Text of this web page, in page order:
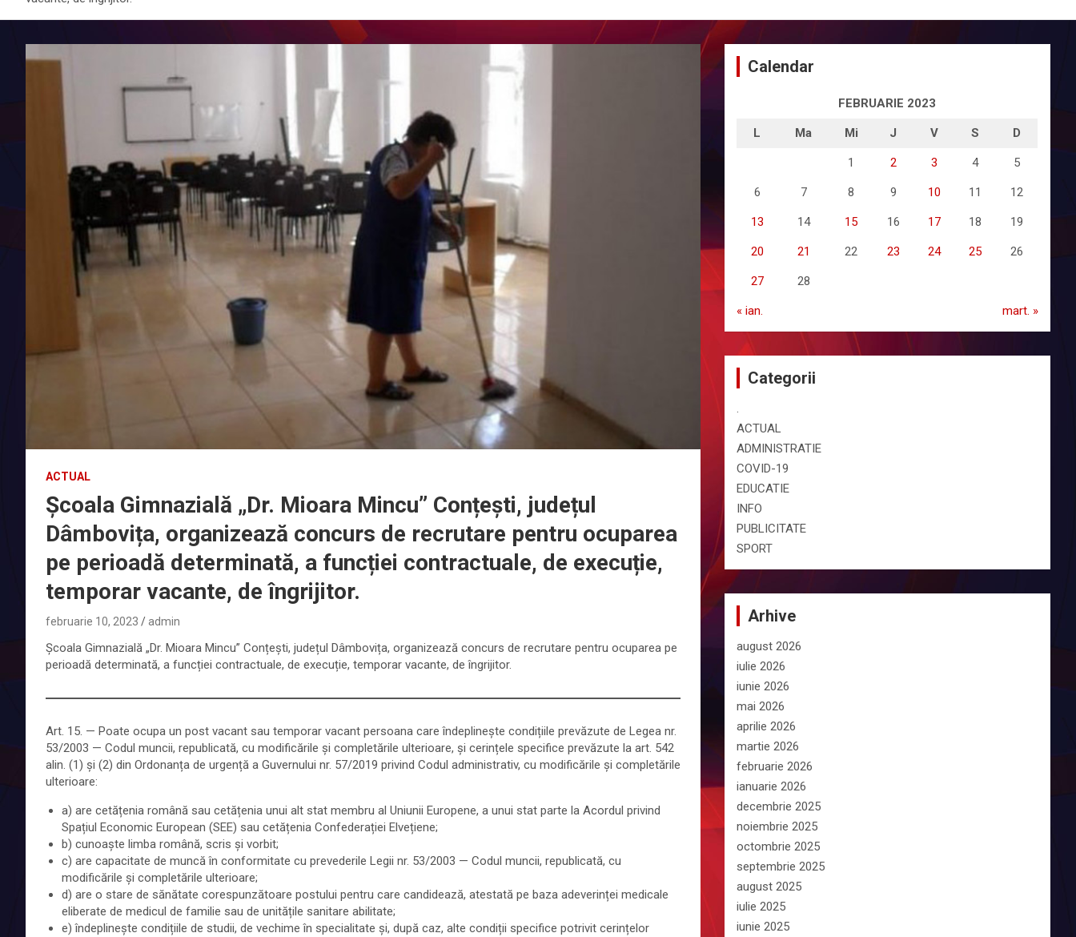
ACTUAL
Școala Gimnazială „Dr. Mioara Mincu” Conțești, județul
Dâmbovița, organizează concurs de recrutare pentru ocuparea
pe perioadă determinată, a funcției contractuale, de execuție,
temporar vacante, de îngrijitor.
februarie 10, 2023 admin
Școala Gimnazială „Dr. Mioara Mincu” Conțești, județul Dâmbovița, organizează concurs de recrutare pentru ocuparea pe
perioadă determinată, a funcției contractuale, de execuție, temporar vacante, de îngrijitor.
Art. 15. — Poate ocupa un post vacant sau temporar vacant persoana care îndeplinește condițiile prevăzute de Legea nr.
53/2003 — Codul muncii, republicată, cu modificările și completările ulterioare, și cerințele specifice prevăzute la art. 542
alin. (1) și (2) din Ordonanța de urgență a Guvernului nr. 57/2019 privind Codul administrativ, cu modificările și completările
ulterioare:
a) are cetățenia română sau cetățenia unui alt stat membru al Uniunii Europene, a unui stat parte la Acordul privind
Spațiul Economic European (SEE) sau cetățenia Confederației Elvețiene;
b) cunoaște limba română, scris și vorbit;
c) are capacitate de muncă în conformitate cu prevederile Legii nr. 53/2003 — Codul muncii, republicată, cu
modificările și completările ulterioare;
d) are o stare de sănătate corespunzătoare postului pentru care candidează, atestată pe baza adeverinței medicale
eliberate de medicul de familie sau de unitățile sanitare abilitate;
e) îndeplinește condițiile de studii, de vechime în specialitate și, după caz, alte condiții specifice potrivit cerințelor
Calendar
FEBRUARIE 2023
L Ma Mi J V S D
1 2 3 4 5
6 7 8 9 10 11 12
13 14 15 16 17 18 19
20 21 22 23 24 25 26
27 28
« ian. mart. »
Categorii
.
ACTUAL
ADMINISTRATIE
COVID-19
EDUCATIE
INFO
PUBLICITATE
SPORT
Arhive
august 2026
iulie 2026
iunie 2026
mai 2026
aprilie 2026
martie 2026
februarie 2026
ianuarie 2026
decembrie 2025
noiembrie 2025
octombrie 2025
septembrie 2025
august 2025
iulie 2025
iunie 2025